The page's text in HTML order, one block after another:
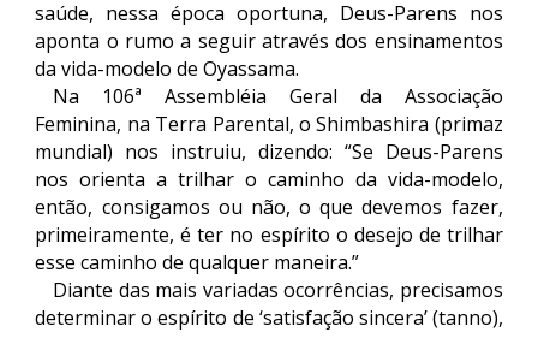
saúde, nessa época oportuna, Deus-Parens nos
aponta o rumo a seguir através dos ensinamentos
da vida-modelo de Oyassama.
Na 106ª Assembléia Geral da Associação
Feminina, na Terra Parental, o Shimbashira (primaz
mundial) nos instruiu, dizendo: “Se Deus-Parens
nos orienta a trilhar o caminho da vida-modelo,
então, consigamos ou não, o que devemos fazer,
primeiramente, é ter no espírito o desejo de trilhar
esse caminho de qualquer maneira.”
Diante das mais variadas ocorrências, precisamos
determinar o espírito de ‘satisfação sincera’ (tanno),